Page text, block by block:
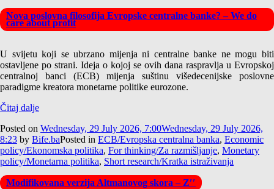
Nova poslovna filosofija Evropske centralne banke? – We do
care about profit
U svijetu koji se ubrzano mijenja ni centralne banke ne mogu biti
ostavljene po strani. Ideja o kojoj se ovih dana raspravlja u Evropskoj
centralnoj banci (ECB) mijenja suštinu višedecenijske poslovne
paradigme kreatora monetarne politike eurozone.
Čitaj dalje
Posted on Wednesday, 29 July 2026, 7:00Wednesday, 29 July 2026,
8:23 by Bife.baPosted in ECB/Evropska centralna banka, Economic
policy/Ekonomska politika, For thinking/Za razmišljanje, Monetary
policy/Monetarna politika, Short research/Kratka istraživanja
Modifikovana verzija Altmanovog skora – Z′′